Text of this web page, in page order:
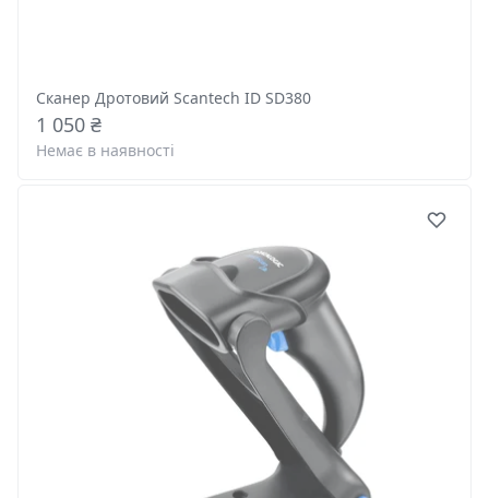
Сканер Дротовий Scantech ID SD380
1 050 ₴
Немає в наявності